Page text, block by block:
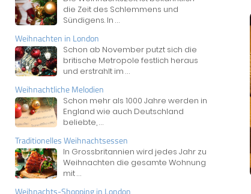
die Zeit des Schlemmens und
Sündigens. In ...
Weihnachten in London
Schon ab November putzt sich die
britische Metropole festlich heraus
und erstrahlt im ...
Weihnachtliche Melodien
Schon mehr als 1000 Jahre werden in
England wie auch Deutschland
beliebte,...
Traditionelles Weihnachtsessen
In Grossbritannien wird jedes Jahr zu
Weihnachten die gesamte Wohnung
mit...
Weihnachts-Shopping in London